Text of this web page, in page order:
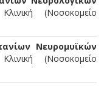
(Νοσοκομείο
Νευρομυϊκών
(Νοσοκομείο